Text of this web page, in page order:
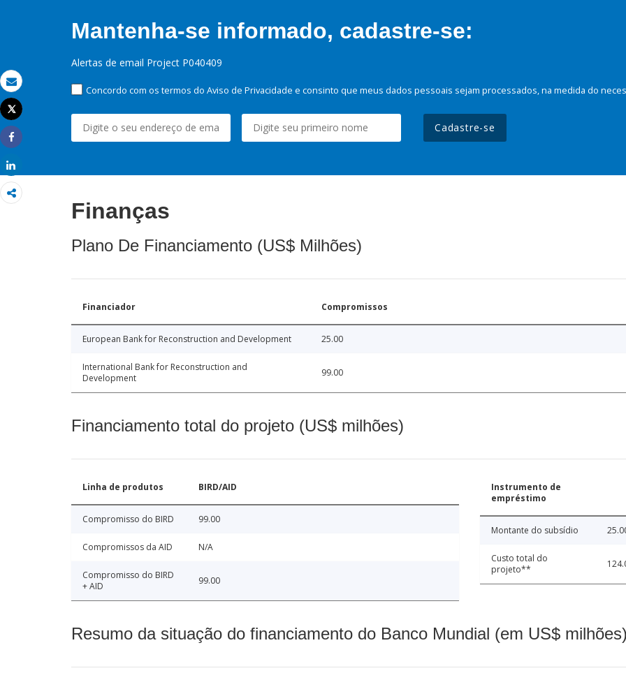
Email
Imprimir
Tweet
Share
Mantenha-se informado, cadastre-se:
Alertas de email Project P040409
Concordo com os termos do Aviso de Privacidade e consinto que meus dados pessoais sejam processados, na medida do
Cadastre-se
Finanças
Plano De Financiamento (US$ Milhões)
Financiador Compromissos
European Bank for Reconstruction and Development 25.00
International Bank for Reconstruction and
Development
99.00
Financiamento total do projeto (US$ milhões)
Linha de produtos BIRD/AID
Compromisso do BIRD 99.00
Compromissos da AID N/A
Compromisso do BIRD
+ AID
99.00
Instrumento de
empréstimo
Montante do subsídio
Custo total do
projeto**
Resumo da situação do financiamento do Banco Mundial (em US$